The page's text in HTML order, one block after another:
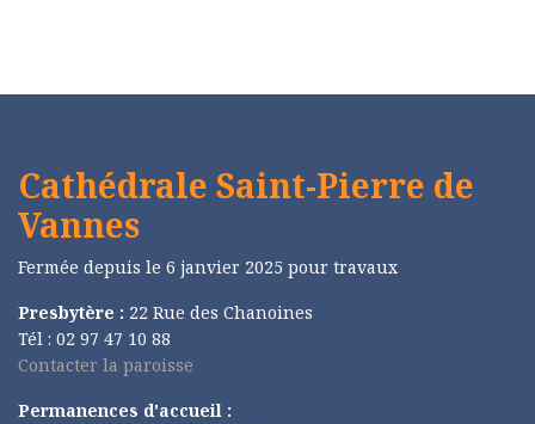
Cathédrale Saint-Pierre de
Vannes
Fermée depuis le 6 janvier 2025 pour travaux
Presbytère : 22 Rue des Chanoines
Tél : 02 97 47 10 88
Contacter la paroisse
Permanences d'accueil :